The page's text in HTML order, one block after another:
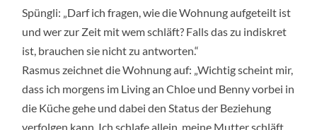
Spüngli: „Darf ich fragen, wie die Wohnung aufgeteilt ist
und wer zur Zeit mit wem schläft? Falls das zu indiskret
ist, brauchen sie nicht zu antworten.“
Rasmus zeichnet die Wohnung auf: „Wichtig scheint mir,
dass ich morgens im Living an Chloe und Benny vorbei in
die Küche gehe und dabei den Status der Beziehung
verfolgen kann. Ich schlafe allein, meine Mutter schläft